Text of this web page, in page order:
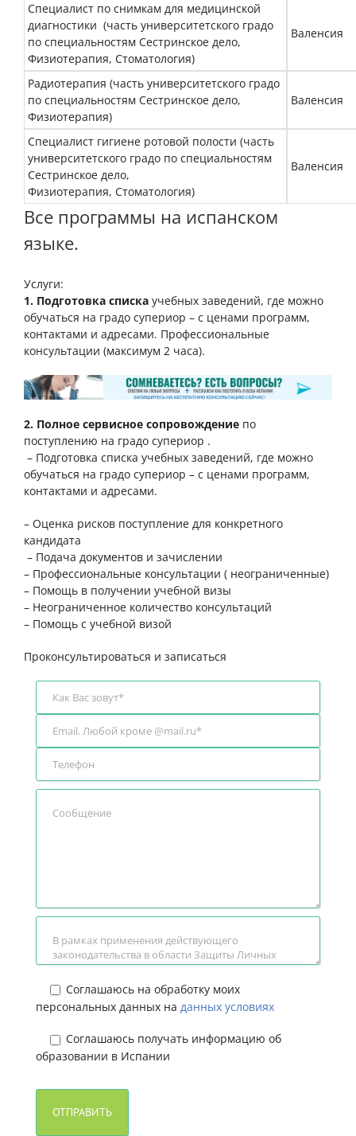
Специалист по снимкам для медицинской
диагностики (часть университетского градо
по специальностям Сестринское дело,
Физиотерапия, Стоматология)
Валенсия
Радиотерапия (часть университетского градо
по специальностям Сестринское дело,
Физиотерапия)
Валенсия
Специалист гигиене ротовой полости (часть
университетского градо по специальностям
Сестринское дело,
Физиотерапия, Стоматология)
Валенсия
Все программы на испанском
языке.
Услуги:
1. Подготовка списка учебных заведений, где можно
обучаться на градо супериор – с ценами программ,
контактами и адресами. Профессиональные
консультации (максимум 2 часа).
2. Полное сервисное сопровождение по
поступлению на градо супериор .
– Подготовка списка учебных заведений, где можно
обучаться на градо супериор – с ценами программ,
контактами и адресами.
– Оценка рисков поступление для конкретного
кандидата
– Подача документов и зачислении
– Профессиональные консультации ( неограниченные)
– Помощь в получении учебной визы
– Неограниченное количество консультаций
– Помощь с учебной визой
Проконсультироваться и записаться
Соглашаюсь на обработку моих
персональных данных на данных условиях
Соглашаюсь получать информацию об
образовании в Испании